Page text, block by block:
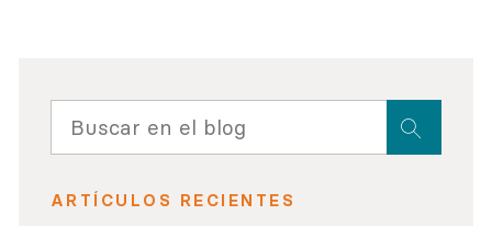
ARTÍCULOS RECIENTES